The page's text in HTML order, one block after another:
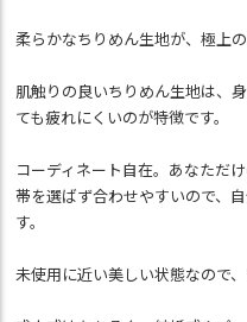
柔らかなちりめん生地が、極上
肌触りの良いちりめん生地は、
ても疲れにくいのが特徴です。
コーディネート自在。あなただ
帯を選ばず合わせやすいので、
す。
未使用に近い美しい状態なので